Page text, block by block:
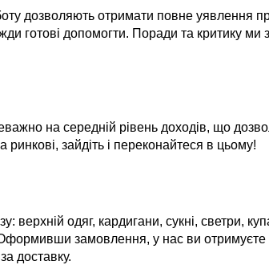
дозволяють отримати повне уявлення
готові допомогти. Поради та критику
на середній рівень доходів, що
зайдіть і переконайтеся в цьому!
верхній одяг, кардигани, сукні, светри,
замовлення, у нас ви
доставку.